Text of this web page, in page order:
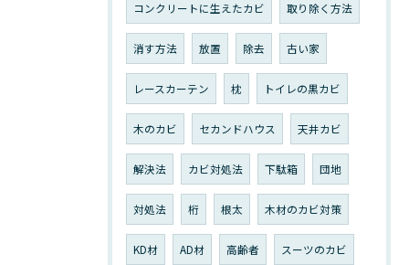
コンクリートに生えたカビ 取り除く方法
消す方法 放置 除去 古い家
レースカーテン 枕 トイレの黒カビ
木のカビ セカンドハウス 天井カビ
解決法 カビ対処法 下駄箱 団地
対処法 桁 根太 木材のカビ対策
KD材 AD材 高齢者 スーツのカビ